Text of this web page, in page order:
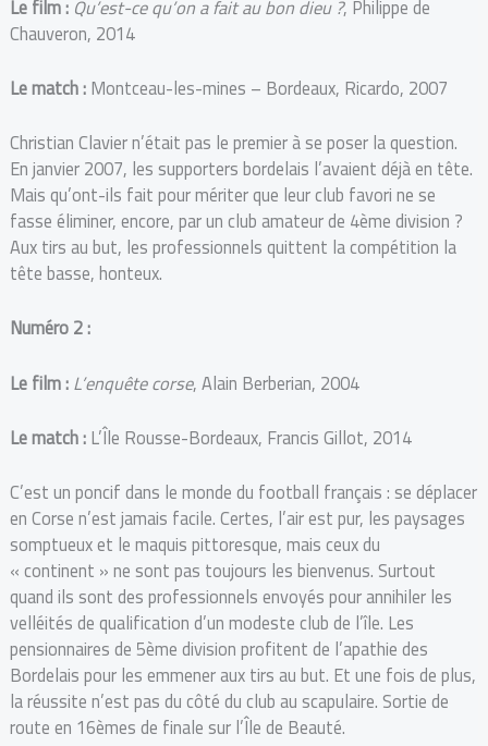
Le film : Qu’est-ce qu’on a fait au bon dieu ?, Philippe de
Chauveron, 2014
Le match :Montceau-les-mines – Bordeaux, Ricardo, 2007
Christian Clavier n’était pas le premier à se poser la question.
En janvier 2007, les supporters bordelais l’avaient déjà en tête.
Mais qu’ont-ils fait pour mériter que leur club favori ne se
fasse éliminer, encore, par un club amateur de 4ème division ?
Aux tirs au but, les professionnels quittent la compétition la
tête basse, honteux.
Numéro 2 :
Le film :L’enquête corse, Alain Berberian, 2004
Le match :L’Île Rousse-Bordeaux, Francis Gillot, 2014
C’est un poncif dans le monde du football français : se déplacer
en Corse n’est jamais facile. Certes, l’air est pur, les paysages
somptueux et le maquis pittoresque, mais ceux du
« continent » ne sont pas toujours les bienvenus. Surtout
quand ils sont des professionnels envoyés pour annihiler les
velléités de qualification d’un modeste club de l’île. Les
pensionnaires de 5ème division profitent de l’apathie des
Bordelais pour les emmener aux tirs au but. Et une fois de plus,
la réussite n’est pas du côté du club au scapulaire. Sortie de
route en 16èmes de finale sur l’Île de Beauté.